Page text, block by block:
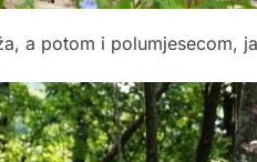
a potom i polumjesecom,